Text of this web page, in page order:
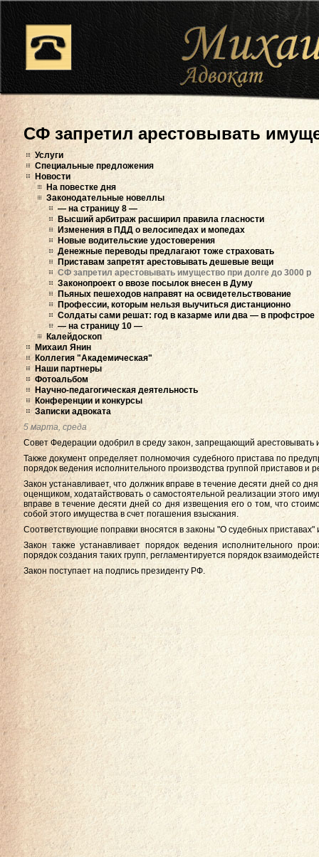
СФ запретил арестовывать
Услуги
Специальные предложения
Новости
На повестке дня
Законодательные новеллы
— на страницу 8 —
Высший арбитраж расширил правила гласности
Изменения в ПДД о велосипедах и мопедах
Новые водительские удостоверения
Денежные переводы предлагают тоже страховать
Приставам запретят арестовывать дешевые вещи
СФ запретил арестовывать имущество при долге до 3000 р
Законопроект о ввозе посылок внесен в Думу
Пьяных пешеходов направят на освидетельствование
Профессии, которым нельзя выучиться дистанционно
Солдаты сами решат: год в казарме или два — в профстрое
— на страницу 10 —
Калейдоскоп
Михаил Янин
Коллегия "Академическая"
Наши партнеры
Фотоальбом
Научно-педагогическая деятельность
Конференции и конкурсы
Записки адвоката
5 марта, среда
Совет Федерации одобрил в среду закон, запрещающий арестовывать
Также документ определяет полномочия судебного пристава по
порядок ведения исполнительного производства группой приставов и
Закон устанавливает, что должник вправе в течение десяти дней со
оценщиком, ходатайствовать о самостоятельной реализации этого
вправе в течение десяти дней со дня извещения его о том, что
собой этого имущества в счет погашения взыскания.
Соответствующие поправки вносятся в законы "О судебных
Закон также устанавливает порядок ведения исполнительного
порядок создания таких групп, регламентируется порядок
Закон поступает на подпись президенту РФ.